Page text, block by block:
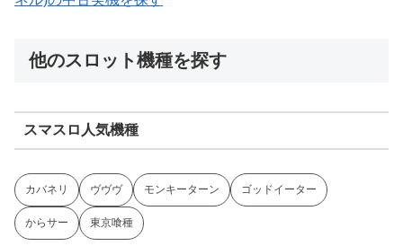
他のスロット機種を探す
スマスロ人気機種
カバネリ ヴヴヴ モンキーターン ゴッドイーター
からサー 東京喰種